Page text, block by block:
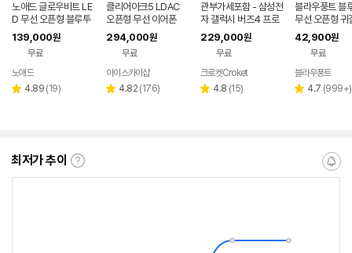
노애드 글로우비트 LE
D 무선 오픈형 블루투
스 골전도 이어폰 라이
트그레이+네온그린LE
139,000원
무료
노애드
별 4.89 리
(19)
클리어아크5 LDAC
오픈형 무선 이어폰
294,000원
무료
페이
아이스카이샵
별 4.82 리
(176)
관부가세포함 - 삼성전
자 갤럭시 버즈4 프로
R640 노이즈캔슬링
ANC 블루투스 무선
이어폰 관세포함
229,000원
무료
크로켓Croket
별 4.8 리
(15)
블라우풍트 블
무선 오픈형 귀
찌형 이어폰 귀
이어클립 러닝
어폰
42,900원
무료
페
블라우풍트
별 4.7 리
(999+)
최저가 추이
최
알